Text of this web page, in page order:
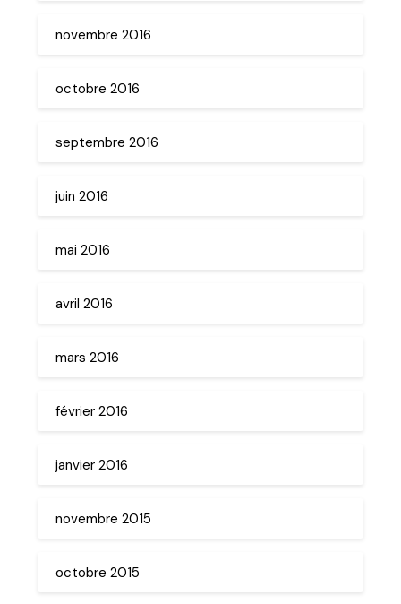
novembre 2016
octobre 2016
septembre 2016
juin 2016
mai 2016
avril 2016
mars 2016
février 2016
janvier 2016
novembre 2015
octobre 2015